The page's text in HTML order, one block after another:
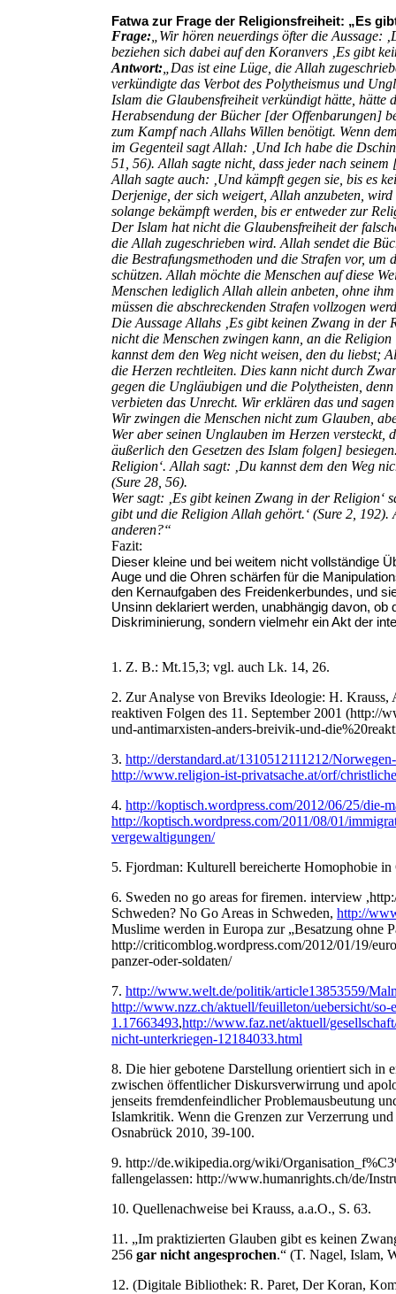
Fatwa zur Frage der Religionsfreiheit: „Es
Frage:„Wir hören neuerdings öfter die Aussage:
beziehen sich dabei auf den Koranvers ‚Es gibt
Antwort:„Das ist eine Lüge, die Allah
verkündigte das Verbot des Polytheismus und
Islam die Glaubensfreiheit verkündigt hätte, hätte
Herabsendung der Bücher [der Offenbarungen]
zum Kampf nach Allahs Willen benötigt. Wenn
im Gegenteil sagt Allah: ‚Und Ich habe die
51, 56). Allah sagte nicht, dass jeder nach
Allah sagte auch: ‚Und kämpft gegen sie, bis es
Derjenige, der sich weigert, Allah anzubeten,
solange bekämpft werden, bis er entweder zur
Der Islam hat nicht die Glaubensfreiheit der
die Allah zugeschrieben wird. Allah sendet die
die Bestrafungsmethoden und die Strafen vor, um
schützen. Allah möchte die Menschen auf diese
Menschen lediglich Allah allein anbeten, ohne
müssen die abschreckenden Strafen vollzogen
Die Aussage Allahs ‚Es gibt keinen Zwang in der
nicht die Menschen zwingen kann, an die
kannst dem den Weg nicht weisen, den du liebst;
die Herzen rechtleiten. Dies kann nicht durch
gegen die Ungläubigen und die Polytheisten,
verbieten das Unrecht. Wir erklären das und
Wir zwingen die Menschen nicht zum Glauben,
Wer aber seinen Unglauben im Herzen versteckt,
äußerlich den Gesetzen des Islam folgen]
Religion‘. Allah sagt: ‚Du kannst dem den Weg
(Sure 28, 56).
Wer sagt: ‚Es gibt keinen Zwang in der Religion‘
gibt und die Religion Allah gehört.‘ (Sure 2,
anderen?“
Fazit:
Dieser kleine und bei weitem nicht vollständige
Auge und die Ohren schärfen für die
den Kernaufgaben des Freidenkerbundes, und
Unsinn deklariert werden, unabhängig davon,
Diskriminierung, sondern vielmehr ein Akt der
1. Z. B.: Mt.15,3; vgl. auch Lk. 14, 26.
2. Zur Analyse von Breviks Ideologie: H.
reaktiven Folgen des 11. September 2001 (http://
und-antimarxisten-anders-breivik-und-
3. http://derstandard.at/1310512111212/
http://www.religion-ist-privatsache.at/orf/
4. http://koptisch.wordpress.com/2012/06/25/die-
http://koptisch.wordpress.com/2011/08/01/
vergewaltigungen/
5. Fjordman: Kulturell bereicherte Homophobie
6. Sweden no go areas for firemen. interview
Schweden? No Go Areas in Schweden, http://
Muslime werden in Europa zur „Besatzung ohne
http://criticomblog.wordpress.com/2012/01/19/
panzer-oder-soldaten/
7. http://www.welt.de/politik/article13853559/
http://www.nzz.ch/aktuell/feuilleton/uebersicht/so-
1.17663493,http://www.faz.net/aktuell/
nicht-unterkriegen-12184033.html
8. Die hier gebotene Darstellung orientiert sich in
zwischen öffentlicher Diskursverwirrung und
jenseits fremdenfeindlicher Problemausbeutung
Islamkritik. Wenn die Grenzen zur Verzerrung
Osnabrück 2010, 39-100.
9. http://de.wikipedia.org/wiki/
fallengelassen: http://www.humanrights.ch/de/
10. Quellenachweise bei Krauss, a.a.O., S. 63.
11. „Im praktizierten Glauben gibt es keinen
256 gar nicht angesprochen.“ (T. Nagel, Islam,
12. (Digitale Bibliothek: R. Paret, Der Koran,